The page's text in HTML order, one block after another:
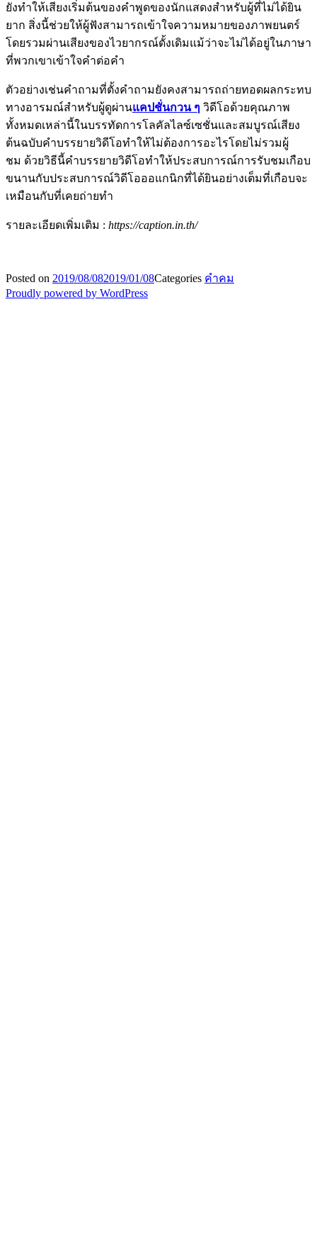
ยังทำให้เสียงเริ่มต้นของคำพูดของนักแสดงสำหรับผู้ที่ไม่ได้ยิน
ยาก สิ่งนี้ช่วยให้ผู้ฟังสามารถเข้าใจความหมายของภาพยนตร์
โดยรวมผ่านเสียงของไวยากรณ์ดั้งเดิมแม้ว่าจะไม่ได้อยู่ในภาษา
ที่พวกเขาเข้าใจคำต่อคำ
ตัวอย่างเช่นคำถามที่ตั้งคำถามยังคงสามารถถ่ายทอดผลกระทบ
ทางอารมณ์สำหรับผู้ดูผ่านแคปชั่นกวน ๆ วิดีโอด้วยคุณภาพ
ทั้งหมดเหล่านี้ในบรรทัดการโลคัลไลซ์เซชั่นและสมบูรณ์เสียง
ต้นฉบับคำบรรยายวิดีโอทำให้ไม่ต้องการอะไรโดยไม่รวมผู้
ชม ด้วยวิธีนี้คำบรรยายวิดีโอทำให้ประสบการณ์การรับชมเกือบ
ขนานกับประสบการณ์วิดีโอออแกนิกที่ได้ยินอย่างเต็มที่เกือบจะ
เหมือนกับที่เคยถ่ายทำ
รายละเอียดเพิ่มเติม : https://caption.in.th/
Posted on 2019/08/082019/01/08Categories คำคม
Proudly powered by WordPress